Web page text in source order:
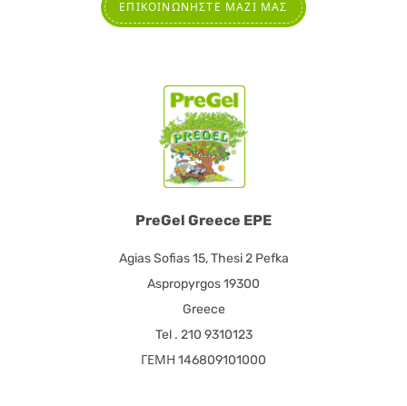
PreGel Greece EPE
Agias Sofias 15, Thesi 2 Pefka
Aspropyrgos 19300
Greece
Tel . 210 9310123
ΓΕΜΗ 146809101000
ΕΠΙΚΟΙΝΩΝΉΣΤΕ ΜΑΖΊ ΜΑΣ